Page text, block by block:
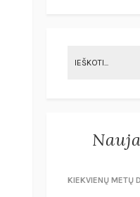
KIEKVIENŲ METŲ